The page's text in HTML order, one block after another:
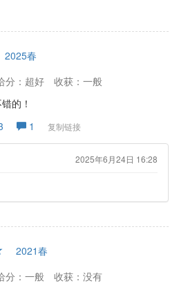
2025春
分：超好
收获：一般
的！
1 复制链接
2025年6月24日 16:28
2021春
分：一般
收获：没有